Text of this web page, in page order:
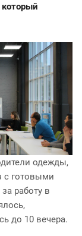
одежды,
с готовыми
работу в
до 10 вечера.